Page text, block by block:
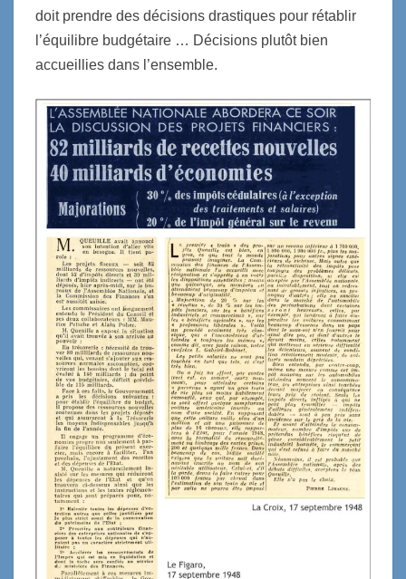
doit prendre des décisions drastiques pour rétablir
l’équilibre budgétaire … Décisions plutôt bien
accueillies dans l’ensemble.